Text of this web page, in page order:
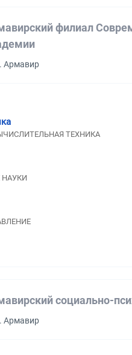
филиал
Армавир
ТЕХНИКА
НАУКИ
социально-
Армавир